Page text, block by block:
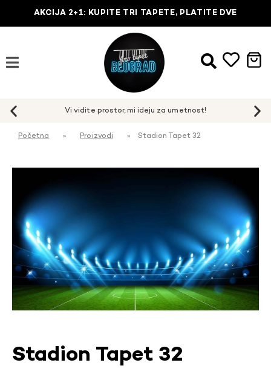
AKCIJA 2+1: KUPITE TRI TAPETE, PLATITE DVE
Početna » Proizvodi » Stadion Tapet 32
Stadion Tapet 32